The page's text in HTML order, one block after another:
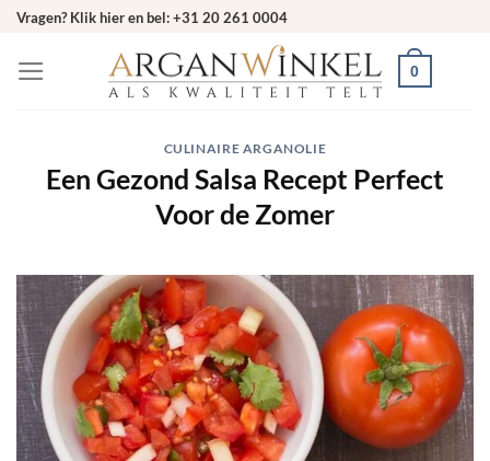
Ga
inhoud
Vragen? Klik hier en bel: +31 20 261 0004
0
CULINAIRE ARGANOLIE
Een Gezond Salsa Recept Perfect
Voor de Zomer